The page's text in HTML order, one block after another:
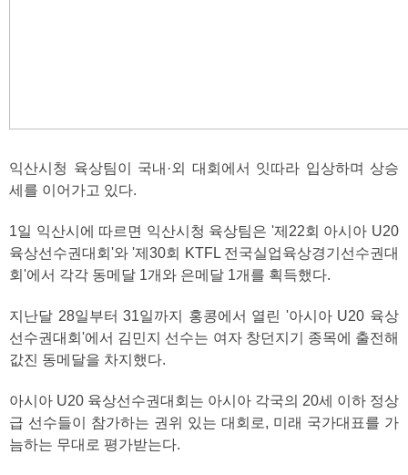
익산시청 육상팀이 국내·외 대회에서 잇따라 입상하며 상승
세를 이어가고 있다.
1일 익산시에 따르면 익산시청 육상팀은 '제22회 아시아 U20
육상선수권대회'와 '제30회 KTFL 전국실업육상경기선수권대
회'에서 각각 동메달 1개와 은메달 1개를 획득했다.
지난달 28일부터 31일까지 홍콩에서 열린 '아시아 U20 육상
선수권대회'에서 김민지 선수는 여자 창던지기 종목에 출전해
값진 동메달을 차지했다.
아시아 U20 육상선수권대회는 아시아 각국의 20세 이하 정상
급 선수들이 참가하는 권위 있는 대회로, 미래 국가대표를 가
늠하는 무대로 평가받는다.